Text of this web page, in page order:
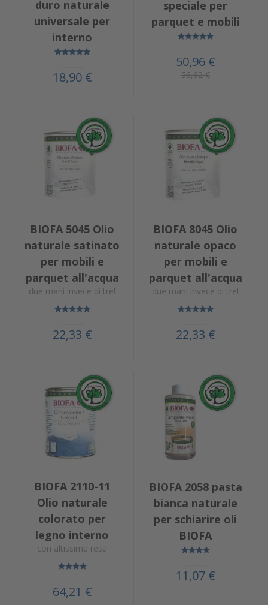
duro naturale
universale per
interno
18,90 €
speciale per
parquet e mobili
50,96 €
56,62 €
BIOFA 5045 Olio
naturale satinato
per mobili e
parquet all'acqua
due mani invece di tre!
22,33 €
BIOFA 8045 Olio
naturale opaco
per mobili e
parquet all'acqua
due mani invece di tre!
22,33 €
BIOFA 2110-11
Olio naturale
colorato per
legno interno
con altissima resa
64,21 €
BIOFA 2058 pasta
bianca naturale
per schiarire oli
BIOFA
11,07 €